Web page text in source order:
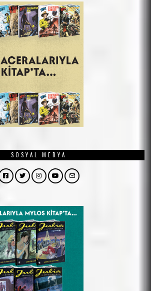
SOSYAL MEDYA
Facebook
TwitterInstagram
YouTubeEmail